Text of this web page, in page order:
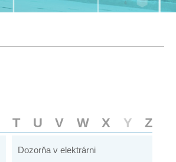
T U V W X Y Z
Dozorňa v elektrárni